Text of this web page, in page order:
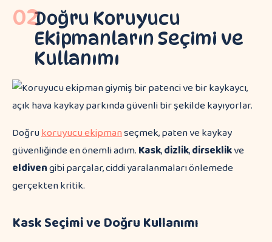
02Doğru Koruyucu
Ekipmanların Seçimi ve
Kullanımı
Doğrukoruyucu ekipmanseçmek, paten ve kaykay
güvenliğinde en önemli adım.Kask,dizlik,dirseklikve
eldivengibi parçalar, ciddi yaralanmaları önlemede
gerçekten kritik.
Kask Seçimi ve Doğru Kullanımı